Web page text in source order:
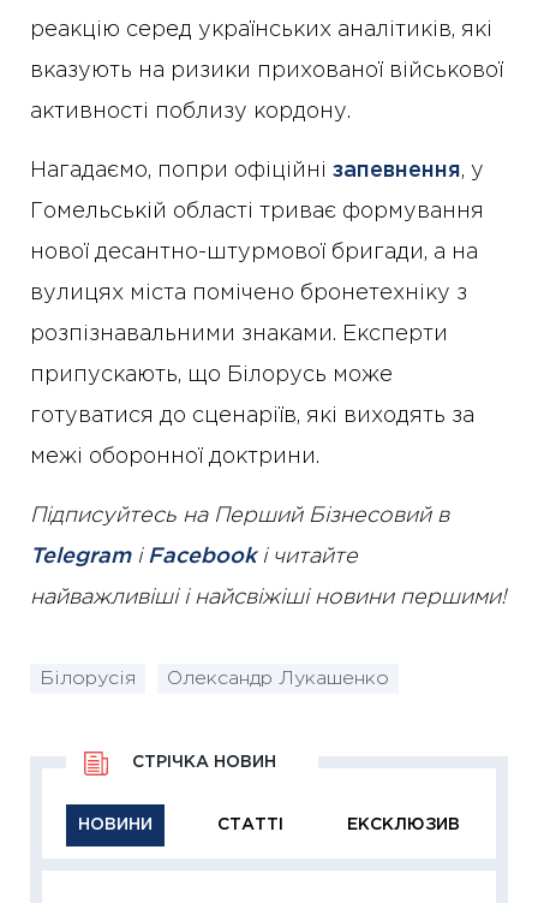
реакцію серед українських аналітиків, які
вказують на ризики прихованої військової
активності поблизу кордону.
Нагадаємо, попри офіційні запевнення, у
Гомельській області триває формування
нової десантно-штурмової бригади, а на
вулицях міста помічено бронетехніку з
розпізнавальними знаками. Експерти
припускають, що Білорусь може
готуватися до сценаріїв, які виходять за
межі оборонної доктрини.
Підписуйтесь на Перший Бізнесовий в
Telegramі Facebookі читайте
найважливіші і найсвіжіші новини першими!
Білорусія Олександр Лукашенко
НОВИНИ СТАТТІ ЕКСКЛЮЗИВ
СТРІЧКА НОВИН